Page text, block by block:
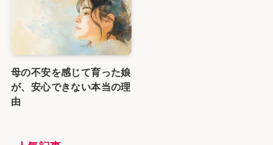
母の不安を感じて育った娘
が、安心できない本当の理
由